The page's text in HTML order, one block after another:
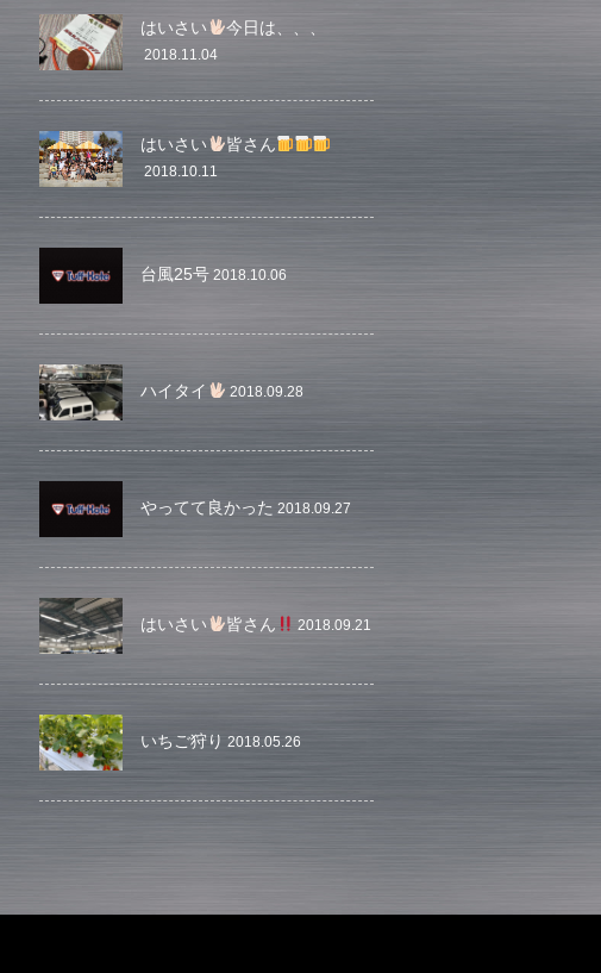
はいさい 今日は、、、
2018.11.04
はいさい 皆さん
2018.10.11
台風25号 2018.10.06
ハイタイ 2018.09.28
やってて良かった 2018.09.27
はいさい 皆さん 2018.09.21
いちご狩り 2018.05.26